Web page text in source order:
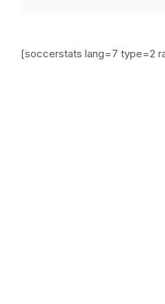
[soccerstats lang=7 type=2